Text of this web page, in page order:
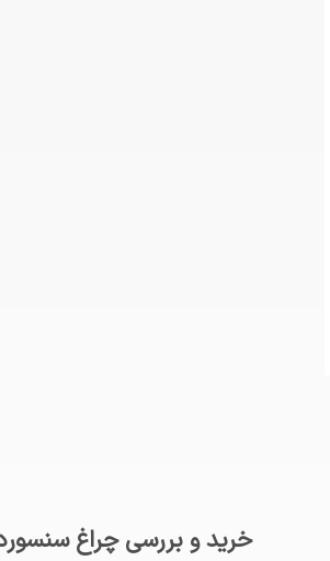
خرید و بررسی چراغ